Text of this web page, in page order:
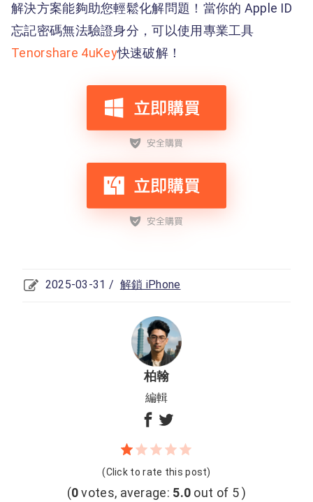
解決方案能夠助您輕鬆化解問題！當你的 Apple ID
忘記密碼無法驗證身分，可以使用專業工具
Tenorshare 4uKey快速破解！
2025-03-31 / 解鎖 iPhone
柏翰
編輯
(Click to rate this post)
(0votes, average: 5.0 out of 5 )